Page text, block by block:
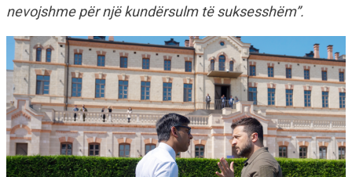
nevojshme për një kundërsulm të suksesshëm”.